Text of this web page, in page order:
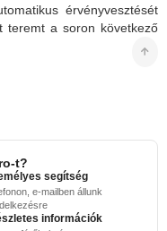
érvényvesztését
teremt a soron következő
t?
segítség
e-mailben állunk
információk